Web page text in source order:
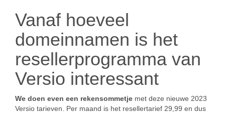
Vanaf hoeveel
domeinnamen is het
resellerprogramma van
Versio interessant
We doen even een rekensommetje met deze nieuwe 2023
Versio tarieven. Per maand is het resellertarief 29,99 en dus